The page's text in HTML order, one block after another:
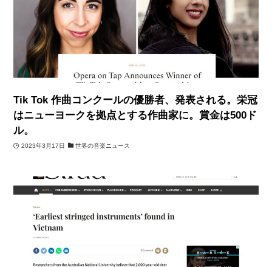
Tik Tok 作曲コンクールの優勝者、発表される。栄冠
はニューヨークを拠点とする作曲家に。賞金は500ド
ル。
2023年3月17日 世界の音楽ニュース